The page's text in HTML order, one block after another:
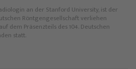
an der Stanford University, ist der
Röntgengesellschaft verliehen
dem Präsenzteils des 104. Deutschen
statt.